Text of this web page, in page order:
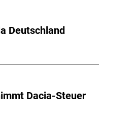
Deutschland
Dacia-Steuer